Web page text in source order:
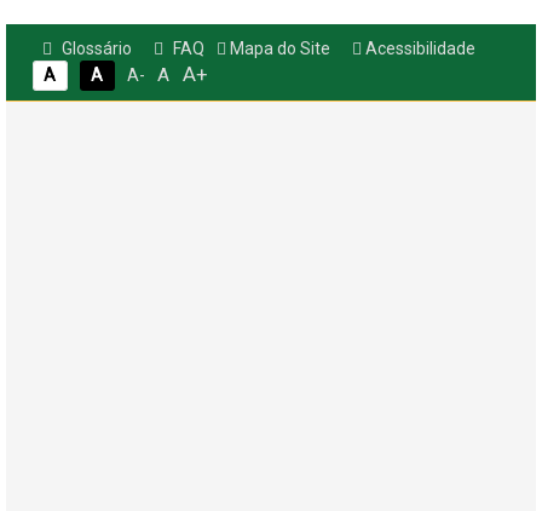
Glossário FAQ Mapa do Site
Acessibilidade
A
A A- A A+